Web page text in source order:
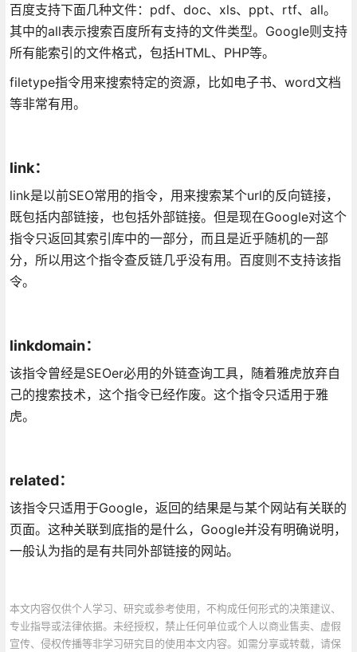
百度支持下面几种文件：pdf、doc、xls、ppt、rtf、all。
其中的all表示搜索百度所有支持的文件类型。Google则支持
所有能索引的文件格式，包括HTML、PHP等。
filetype指令用来搜索特定的资源，比如电子书、word文档
等非常有用。
link：
link是以前SEO常用的指令，用来搜索某个url的反向链接，
既包括内部链接，也包括外部链接。但是现在Google对这个
指令只返回其索引库中的一部分，而且是近乎随机的一部
分，所以用这个指令查反链几乎没有用。百度则不支持该指
令。
linkdomain：
该指令曾经是SEOer必用的外链查询工具，随着雅虎放弃自
己的搜索技术，这个指令已经作废。这个指令只适用于雅
虎。
related：
该指令只适用于Google，返回的结果是与某个网站有关联的
页面。这种关联到底指的是什么，Google并没有明确说明，
一般认为指的是有共同外部链接的网站。
本文内容仅供个人学习、研究或参考使用，不构成任何形式的决策建议、
专业指导或法律依据。未经授权，禁止任何单位或个人以商业售卖、虚假
宣传、侵权传播等非学习研究目的使用本文内容。如需分享或转载，请保